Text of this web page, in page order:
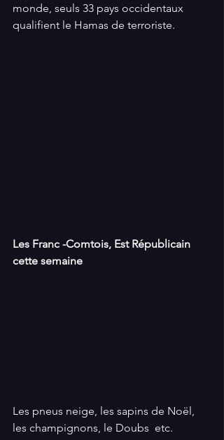
monde, seuls 33 pays occidentaux
qualifient le Hamas de terroriste.
Les Franc -Comtois, Est Républicain
cette semaine
Les pneus neige, les sapins de Noël,
les champignons, le Doubs  etc.